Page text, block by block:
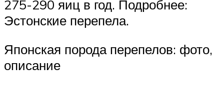
275-290 яиц в год. Подробнее:
Эстонские перепела.
Японская порода перепелов: фото,
описание